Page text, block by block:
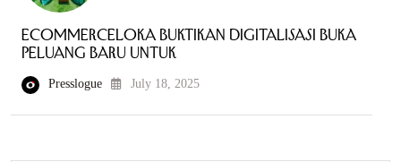
ecommerceloka Buktikan Digitalisasi Buka
Peluang Baru untuk
Presslogue July 18, 2025